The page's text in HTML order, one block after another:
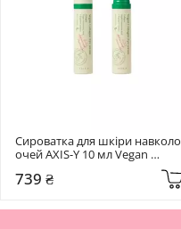
Сироватка для шкіри навколо
очей AXIS-Y 10 мл Vegan
739 ₴